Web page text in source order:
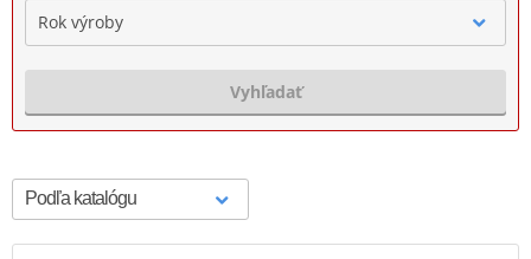
Rok výroby
Vyhľadať